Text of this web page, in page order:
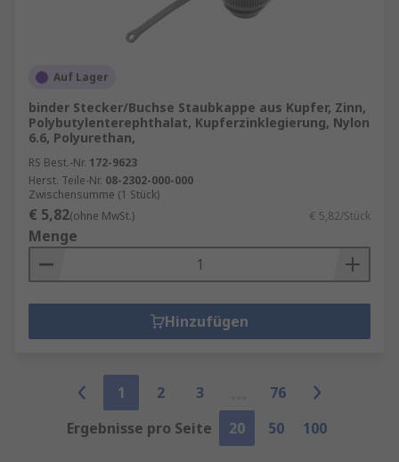
Auf Lager
binder Stecker/Buchse Staubkappe aus Kupfer, Zinn,
Polybutylenterephthalat, Kupferzinklegierung, Nylon
6.6, Polyurethan,
RS Best.-Nr. 172-9623
Herst. Teile-Nr. 08-2302-000-000
Zwischensumme (1 Stück)
€ 5,82(ohne MwSt.) € 5,82/Stück
Menge
Hinzufügen
1 2 3
76
Ergebnisse pro Seite
20 50 100